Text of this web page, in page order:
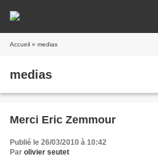
Accueil » medias
medias
Merci Eric Zemmour
Publié le 26/03/2010 à 10:42
Par olivier seutet